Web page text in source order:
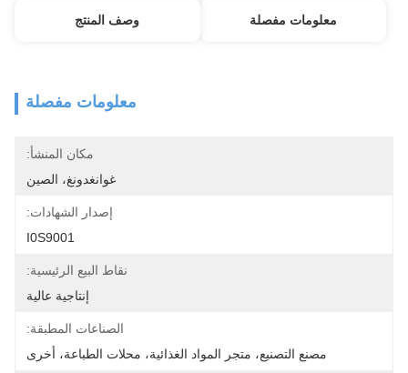
معلومات مفصلة وصف المنتج
معلومات مفصلة
مكان المنشأ:
غوانغدونغ، الصين
إصدار الشهادات:
I0S9001
نقاط البيع الرئيسية:
إنتاجية عالية
الصناعات المطبقة:
مصنع التصنيع، متجر المواد الغذائية، محلات الطباعة، أخرى